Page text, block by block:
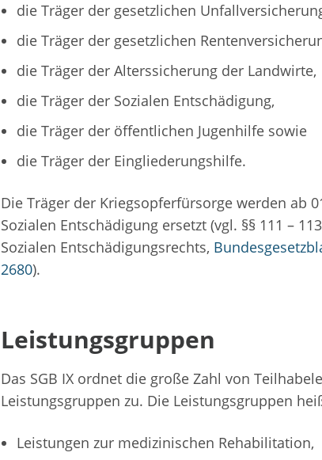
die Träger der gesetzlichen
die Träger der gesetzlichen
die Träger der Alterssicherung der Landwirte,
die Träger der Sozialen Entschädigung,
die Träger der öffentlichen Jugenhilfe sowie
die Träger der Eingliederungshilfe.
Die Träger der Kriegsopferfürsorge werden ab
Sozialen Entschädigung ersetzt (vgl. §§ 111 –
Sozialen Entschädigungsrechts,
2680).
Leistungsgruppen
Das SGB IX ordnet die große Zahl von
Leistungsgruppen zu. Die Leistungsgruppen
Leistungen zur medizinischen Rehabilitation,